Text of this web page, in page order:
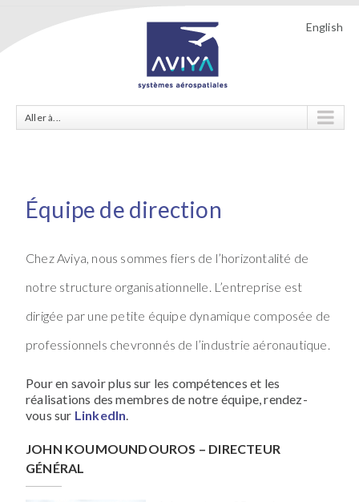
English
Aller à...
Équipe de direction
Chez Aviya, nous sommes fiers de l’horizontalité de
notre structure organisationnelle. L’entreprise est
dirigée par une petite équipe dynamique composée de
professionnels chevronnés de l’industrie aéronautique.
Pour en savoir plus sur les compétences et les
réalisations des membres de notre équipe, rendez-
vous sur LinkedIn
JOHN KOUMOUNDOUROS – DIRECTEUR
GÉNÉRAL